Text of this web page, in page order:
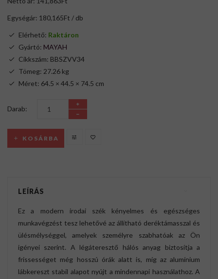
Egységár: 180,165Ft / db
Elérhető: Raktáron
Gyártó: MAYAH
Cikkszám: BBSZVV34
Tömeg: 27.26 kg
Méret: 64.5 × 44.5 × 74.5 cm
Darab:
KOSÁRBA
LEÍRÁS
Ez a modern irodai szék kényelmes és egészséges
munkavégzést tesz lehetővé az állítható deréktámasszal és
ülésmélységgel, amelyek személyre szabhatóak az Ön
igényei szerint. A légáteresztő hálós anyag biztosítja a
frissességet még hosszú órák alatt is, míg az alumínium
lábkereszt stabil alapot nyújt a mindennapi használathoz. A